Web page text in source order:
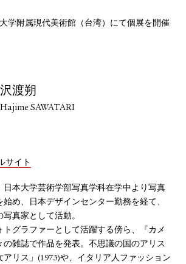
学附属現代美術館（台湾）にて個展を開催
沢渡朔
Hajime SAWATARI
サイト
日本大学芸術学部写真学科在学中より写真
め、日本デザインセンター勤務を経て、
真家として活動。
トグラファーとして活躍する傍ら、『カメ
の雑誌で作品を発表。不思議の国のアリス
アリス」(1973)や、イタリア人ファッション